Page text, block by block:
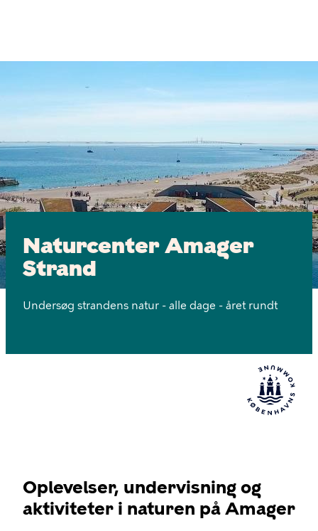
Naturcenter
på
Amager
i
Naturcenter Amager
Strand
Undersøg strandens natur - alle dage - året rundt
Oplevelser, undervisning og
aktiviteter i naturen på Amager